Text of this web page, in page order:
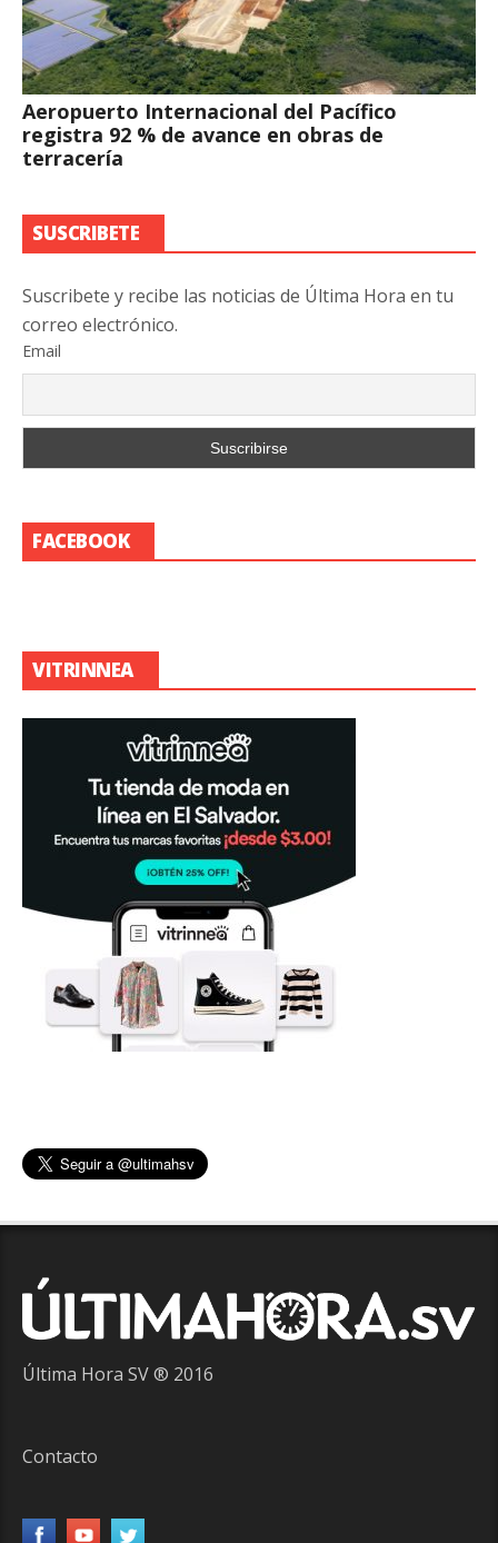
Aeropuerto Internacional del Pacífico
registra 92 % de avance en obras de
terracería
SUSCRIBETE
Suscribete y recibe las noticias de Última Hora en tu
correo electrónico.
Email
FACEBOOK
VITRINNEA
Última Hora SV ® 2016
Contacto